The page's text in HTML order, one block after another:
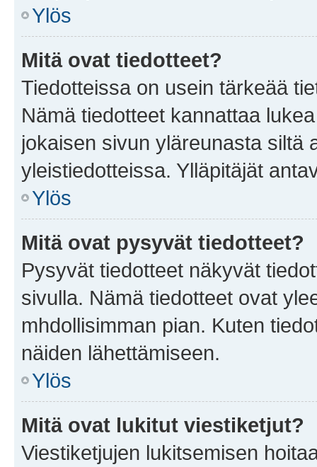
Ylös
Mitä ovat tiedotteet?
Tiedotteissa on usein tärkeää
Nämä tiedotteet kannattaa
jokaisen sivun yläreunasta siltä
yleistiedotteissa. Ylläpitäjät
Ylös
Mitä ovat pysyvät tiedotteet?
Pysyvät tiedotteet näkyvät
sivulla. Nämä tiedotteet ovat
mhdollisimman pian. Kuten
näiden lähettämiseen.
Ylös
Mitä ovat lukitut viestiketjut?
Viestiketjujen lukitsemisen